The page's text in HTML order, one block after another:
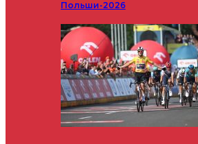
Польши-2026